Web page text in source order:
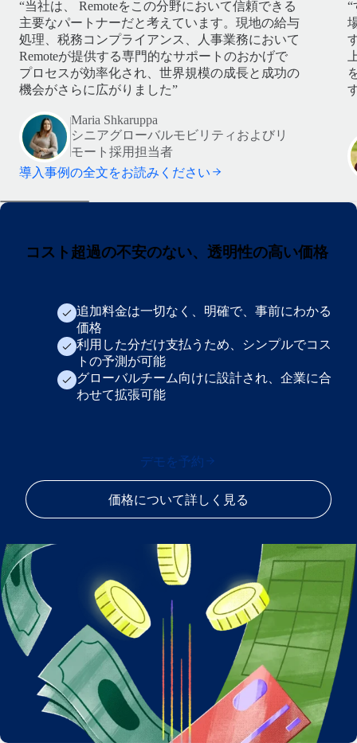
“当社は、 Remoteをこの分野において信頼できる
主要なパートナーだと考えています。現地の給与
処理、税務コンプライアンス、人事業務において
Remoteが提供する専門的なサポートのおかげで
プロセスが効率化され、世界規模の成長と成功の
機会がさらに広がりました”
Maria Shkaruppa
シニアグローバルモビリティおよびリ
モート採用担当者
導入事例の全文をお読みください
“
コスト超過の不安のない、透明性の高い価格
追加料金は一切なく、明確で、事前にわかる
価格
利用した分だけ支払うため、シンプルでコス
トの予測が可能
グローバルチーム向けに設計され、企業に合
わせて拡張可能
デモを予約
価格について詳しく見る